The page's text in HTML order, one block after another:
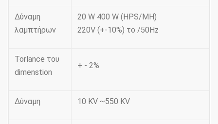
Δύναμη
λαμπτήρων
20 W 400 W (HPS/MH)
220V (+-10%) το /50Hz
Torlance του
dimenstion
+ - 2%
Δύναμη 10 KV ~550 KV